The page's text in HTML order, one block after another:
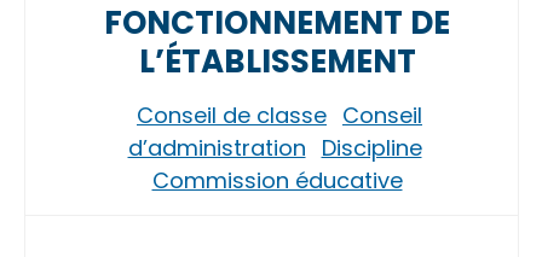
FONCTIONNEMENT DE
L’ÉTABLISSEMENT
Conseil de classe Conseil
d’administration Discipline
Commission éducative